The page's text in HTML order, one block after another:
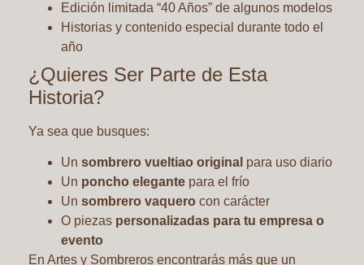
Edición limitada “40 Años” de algunos modelos
Historias y contenido especial durante todo el
año
¿Quieres Ser Parte de Esta
Historia?
Ya sea que busques:
Un sombrero vueltiao original para uso diario
Un poncho elegante para el frío
Un sombrero vaquero con carácter
O piezas personalizadas para tu empresa o
evento
En Artes y Sombreros encontrarás más que un